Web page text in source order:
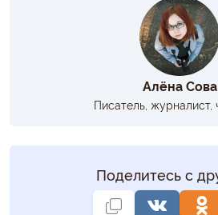
Алёна Сова
Писатель, журналист,
Поделитесь с